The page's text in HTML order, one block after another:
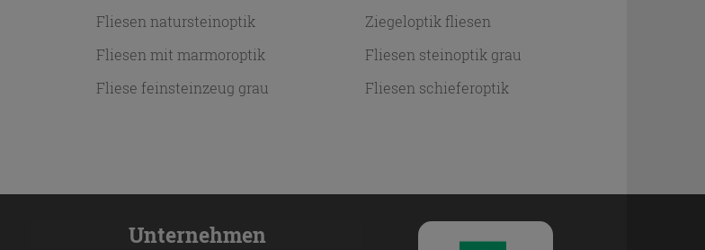
Fliesen natursteinoptik
Ziegeloptik fliesen
Fliesen mit marmoroptik
Fliesen steinoptik grau
Fliese feinsteinzeug grau
Fliesen schieferoptik
Unternehmen